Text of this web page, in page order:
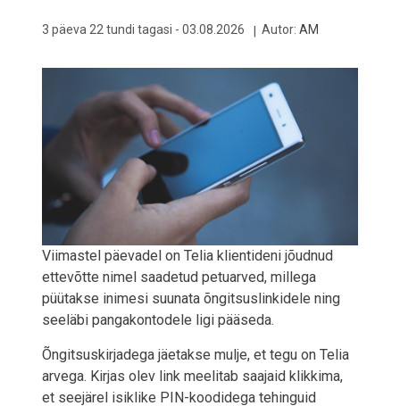
3 päeva 22 tundi tagasi - 03.08.2026 Autor: AM
Viimastel päevadel on Telia klientideni jõudnud
ettevõtte nimel saadetud petuarved, millega
püütakse inimesi suunata õngitsuslinkidele ning
seeläbi pangakontodele ligi pääseda.
Õngitsuskirjadega jäetakse mulje, et tegu on Telia
arvega. Kirjas olev link meelitab saajaid klikkima,
et seejärel isiklike PIN-koodidega tehinguid